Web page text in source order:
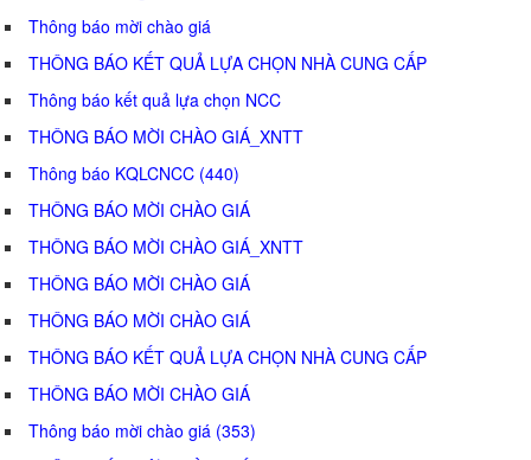
Thông báo mời chào giá
THÔNG BÁO KẾT QUẢ LỰA CHỌN NHÀ CUNG CẤP
Thông báo kết quả lựa chọn NCC
THÔNG BÁO MỜI CHÀO GIÁ_XNTT
Thông báo KQLCNCC (440)
THÔNG BÁO MỜI CHÀO GIÁ
THÔNG BÁO MỜI CHÀO GIÁ_XNTT
THÔNG BÁO MỜI CHÀO GIÁ
THÔNG BÁO MỜI CHÀO GIÁ
THÔNG BÁO KẾT QUẢ LỰA CHỌN NHÀ CUNG CẤP
THÔNG BÁO MỜI CHÀO GIÁ
Thông báo mời chào giá (353)